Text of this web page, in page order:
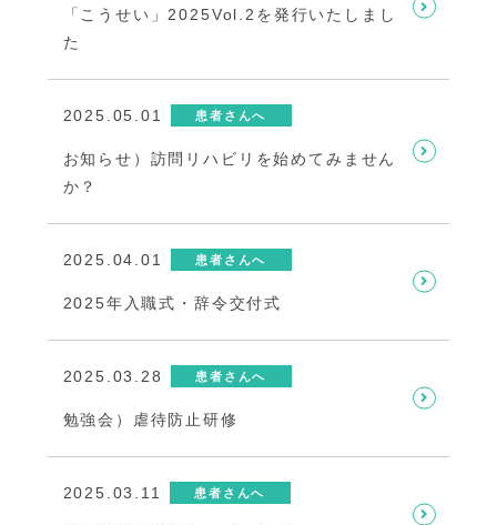
「こうせい」2025Vol.2を発行いたしまし
た
2025.05.01 患者さんへ
お知らせ）訪問リハビリを始めてみません
か？
2025.04.01 患者さんへ
2025年入職式・辞令交付式
2025.03.28 患者さんへ
勉強会）虐待防止研修
2025.03.11 患者さんへ